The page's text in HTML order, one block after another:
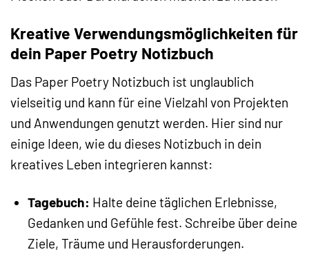
Kreative Verwendungsmöglichkeiten für
dein Paper Poetry Notizbuch
Das Paper Poetry Notizbuch ist unglaublich
vielseitig und kann für eine Vielzahl von Projekten
und Anwendungen genutzt werden. Hier sind nur
einige Ideen, wie du dieses Notizbuch in dein
kreatives Leben integrieren kannst:
Tagebuch: Halte deine täglichen Erlebnisse,
Gedanken und Gefühle fest. Schreibe über deine
Ziele, Träume und Herausforderungen.